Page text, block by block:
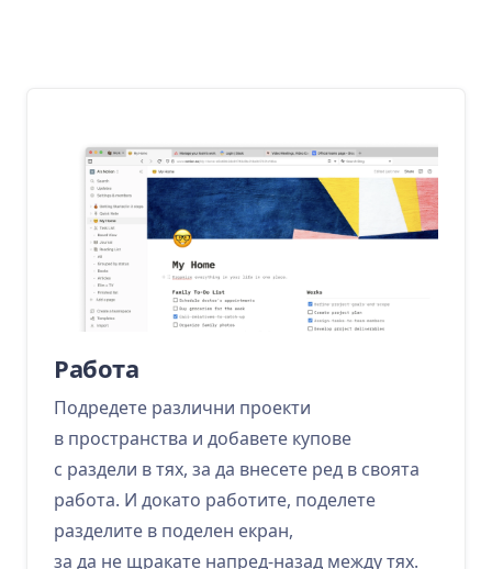
Работа
Подредете различни проекти
в пространства и добавете купове
с раздели в тях, за да внесете ред в своята
работа. И докато работите, поделете
разделите в поделен екран,
за да не щракате напред-назад между тях.